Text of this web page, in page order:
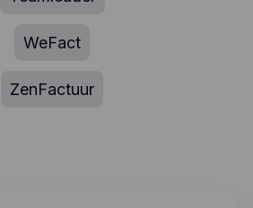
WeFact
ZenFactuur